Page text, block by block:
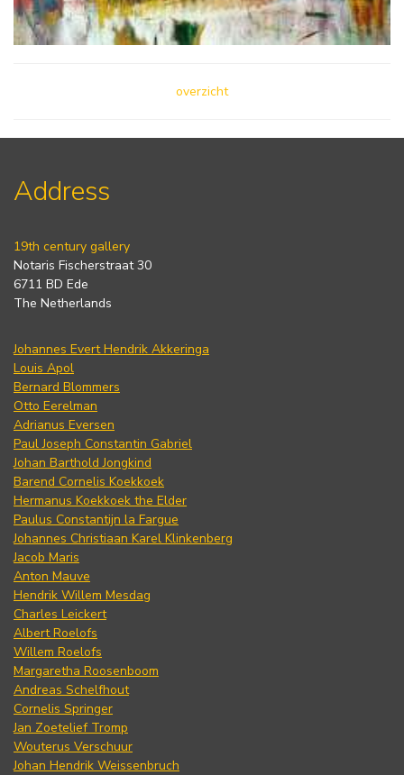
overzicht
Address
19th century gallery
Notaris Fischerstraat 30
6711 BD Ede
The Netherlands
Johannes Evert Hendrik Akkeringa
Louis Apol
Bernard Blommers
Otto Eerelman
Adrianus Eversen
Paul Joseph Constantin Gabriel
Johan Barthold Jongkind
Barend Cornelis Koekkoek
Hermanus Koekkoek the Elder
Paulus Constantijn la Fargue
Johannes Christiaan Karel Klinkenberg
Jacob Maris
Anton Mauve
Hendrik Willem Mesdag
Charles Leickert
Albert Roelofs
Willem Roelofs
Margaretha Roosenboom
Andreas Schelfhout
Cornelis Springer
Jan Zoetelief Tromp
Wouterus Verschuur
Johan Hendrik Weissenbruch